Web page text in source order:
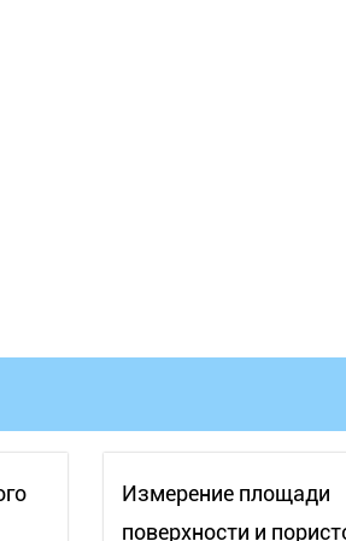
Измерение площади
поверхности и